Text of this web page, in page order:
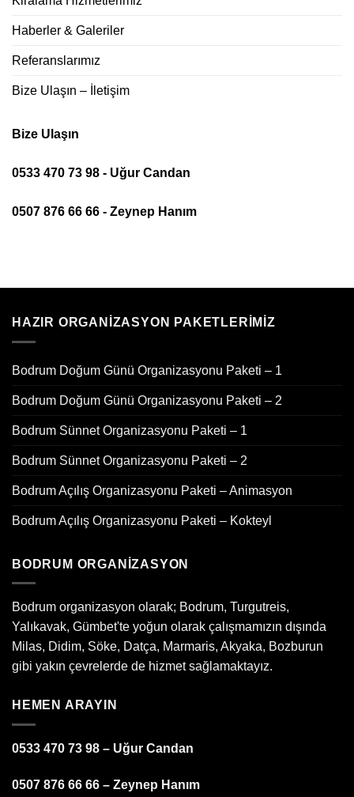
Haberler & Galeriler
Referanslarımız
Bize Ulaşın – İletişim
Bize Ulaşın
0533 470 73 98 - Uğur Candan
0507 876 66 66 - Zeynep Hanım
HAZIR ORGANIZASYON PAKETLERIMIZ
Bodrum Doğum Günü Organizasyonu Paketi – 1
Bodrum Doğum Günü Organizasyonu Paketi – 2
Bodrum Sünnet Organizasyonu Paketi – 1
Bodrum Sünnet Organizasyonu Paketi – 2
Bodrum Açılış Organizasyonu Paketi – Animasyon
Bodrum Açılış Organizasyonu Paketi – Kokteyl
BODRUM ORGANIZASYON
Bodrum organizasyon olarak; Bodrum, Turgutreis,
Yalıkavak, Gümbet'te yoğun olarak çalışmamızın dışında
Milas, Didim, Söke, Datça, Marmaris, Akyaka, Bozburun
gibi yakın çevrelerde de hizmet sağlamaktayız.
HEMEN ARAYIN
0533 470 73 98 – Uğur Candan
0507 876 66 66 – Zeynep Hanım